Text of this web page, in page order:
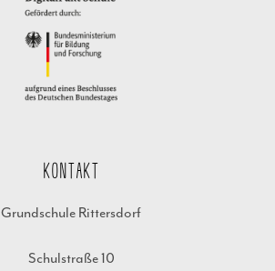
KONTAKT
Grundschule Rittersdorf
Schulstraße 10